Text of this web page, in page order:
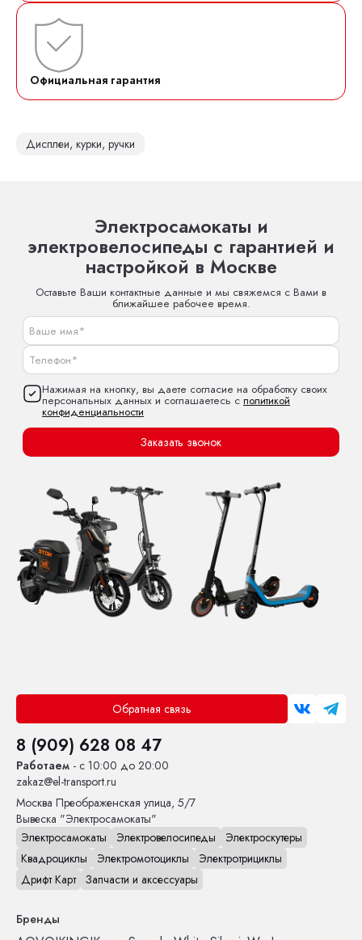
Официальная гарантия
Дисплеи, курки, ручки
Электросамокаты и
электровелосипеды с гарантией и
настройкой в Москве
Оставьте Ваши контактные данные и мы свяжемся с Вами в
ближайшее рабочее время.
Нажимая на кнопку, вы даете согласие на обработку своих
персональных данных и соглашаетесь с политикой
конфиденциальности
Заказать звонок
Обратная связь
8 (909) 628 08 47
Работаем - с 10:00 до 20:00
zakaz@el-transport.ru
Москва Преображенская улица, 5/7
Вывеска "Электросамокаты"
Электросамокаты
Электровелосипеды
Электроскутеры
Квадроциклы
Электромотоциклы
Электротрициклы
Дрифт Карт Запчасти и аксессуары
Бренды